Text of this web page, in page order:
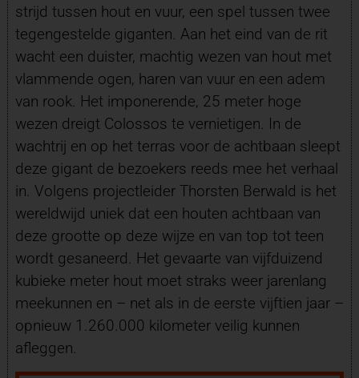
strijd tussen hout en vuur, een spel tussen twee
tegengestelde giganten. Aan het eind van de rit
wacht een duister, machtig wezen van hout met
vlammende ogen, haren van vuur en een adem
van rook. Het imponerende, 25 meter hoge
wezen dreigt Colossos te vernietigen. In de
wachtrij en op het terras voor de achtbaan sleept
deze gigant de bezoekers reeds mee het verhaal
in. Volgens projectleider Thorsten Berwald is het
wereldwijd uniek dat een houten achtbaan van
deze grootte op deze wijze en van top tot teen
wordt gesaneerd. Het gevaarte van vijfduizend
kubieke meter hout moet straks weer jarenlang
meekunnen en – net als in de eerste vijftien jaar –
opnieuw 1.260.000 kilometer veilig kunnen
afleggen.